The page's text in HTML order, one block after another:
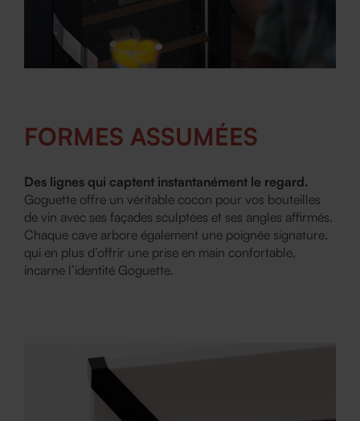
FORMES ASSUMÉES
Des lignes qui captent instantanément le regard.
Goguette offre un véritable cocon pour vos bouteilles
de vin avec ses façades sculptées et ses angles affirmés.
Chaque cave arbore également une poignée signature,
qui en plus d’offrir une prise en main confortable,
incarne l’identité Goguette.